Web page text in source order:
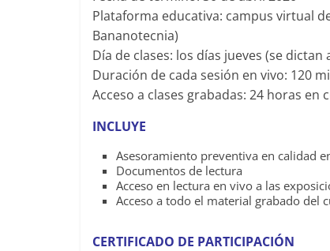
Plataforma educativa: campus virtual
Bananotecnia)
Día de clases: los días jueves (se dictan
Duración de cada sesión en vivo: 120
Acceso a clases grabadas: 24 horas en
INCLUYE
Asesoramiento preventiva en calidad
Documentos de lectura
Acceso en lectura en vivo a las
Acceso a todo el material grabado del
CERTIFICADO DE PARTICIPACIÓN